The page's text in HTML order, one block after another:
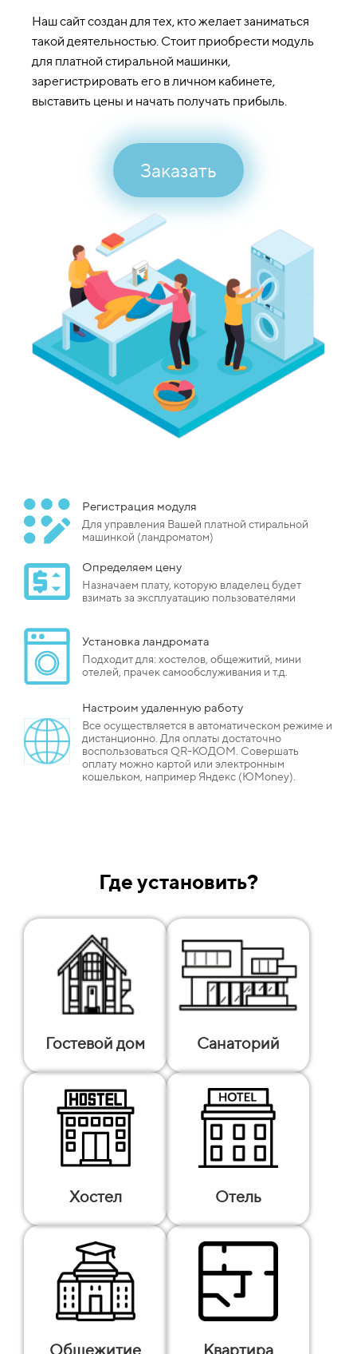
Наш сайт создан для тех, кто желает заниматься
такой деятельностью. Стоит приобрести модуль
для платной стиральной машинки,
зарегистрировать его в личном кабинете,
выставить цены и начать получать прибыль.
Заказать
Регистрация модуля
Для управления Вашей платной стиральной
машинкой (ландроматом)
Определяем цену
Назначаем плату, которую владелец будет
взимать за эксплуатацию пользователями
Установка ландромата
Подходит для: хостелов, общежитий, мини
отелей, прачек самообслуживания и т.д.
Настроим удаленную работу
Все осуществляется в автоматическом режиме и
дистанционно. Для оплаты достаточно
воспользоваться QR-КОДОМ. Совершать
оплату можно картой или электронным
кошельком, например Яндекс (ЮMoney).
Где установить?
Гостевой дом Санаторий
Хостел Отель
Общежитие Квартира